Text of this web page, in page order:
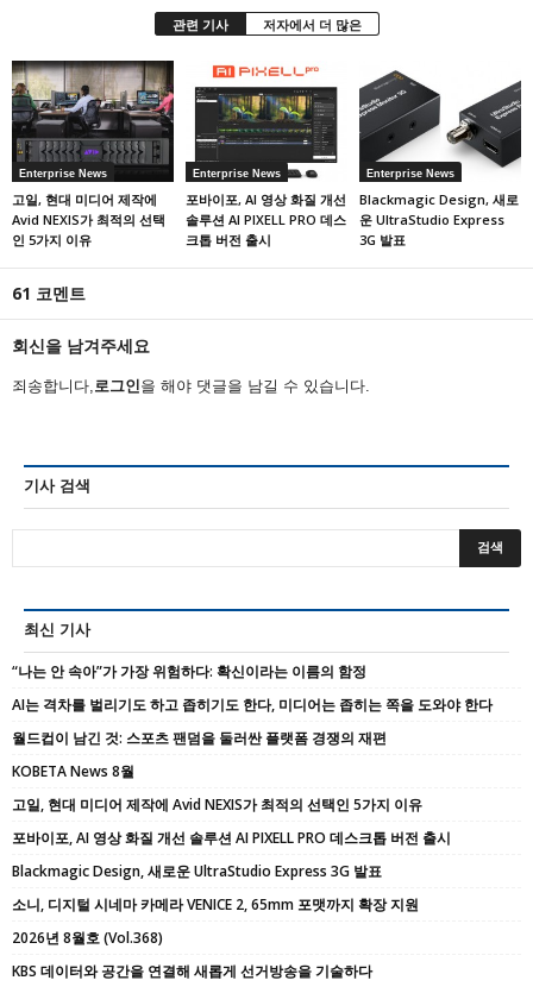
관련 기사 저자에서 더 많은
Enterprise News
고일, 현대 미디어 제작에
Avid NEXIS가 최적의 선택
인 5가지 이유
Enterprise News
포바이포, AI 영상 화질 개선
솔루션 AI PIXELL PRO 데스
크톱 버전 출시
Enterprise News
Blackmagic Design, 새로
운 UltraStudio Express
3G 발표
61 코멘트
회신을 남겨주세요
죄송합니다, 로그인을 해야 댓글을 남길 수 있습니다.
기사 검색
최신 기사
“나는 안 속아”가 가장 위험하다: 확신이라는 이름의 함정
AI는 격차를 벌리기도 하고 좁히기도 한다, 미디어는 좁히는 쪽을 도와야 한다
월드컵이 남긴 것: 스포츠 팬덤을 둘러싼 플랫폼 경쟁의 재편
KOBETA News 8월
고일, 현대 미디어 제작에 Avid NEXIS가 최적의 선택인 5가지 이유
포바이포, AI 영상 화질 개선 솔루션 AI PIXELL PRO 데스크톱 버전 출시
Blackmagic Design, 새로운 UltraStudio Express 3G 발표
소니, 디지털 시네마 카메라 VENICE 2, 65mm 포맷까지 확장 지원
2026년 8월호 (Vol.368)
KBS 데이터와 공간을 연결해 새롭게 선거방송을 기술하다